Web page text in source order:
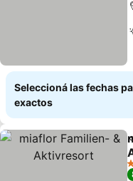
Seleccioná las fechas
exactos